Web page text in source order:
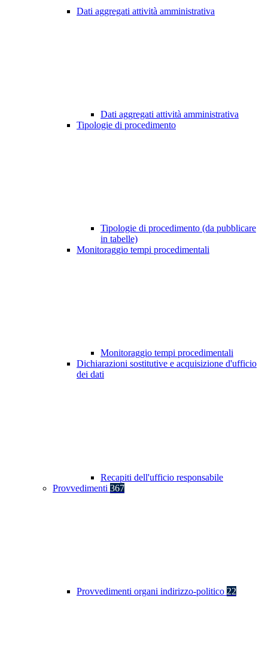
Dati aggregati attività amministrativa
Dati aggregati attività amministrativa
Tipologie di procedimento
Tipologie di procedimento (da pubblicare
in tabelle)
Monitoraggio tempi procedimentali
Monitoraggio tempi procedimentali
Dichiarazioni sostitutive e acquisizione d'ufficio
dei dati
Recapiti dell'ufficio responsabile
Provvedimenti 367
Provvedimenti organi indirizzo-politico 22